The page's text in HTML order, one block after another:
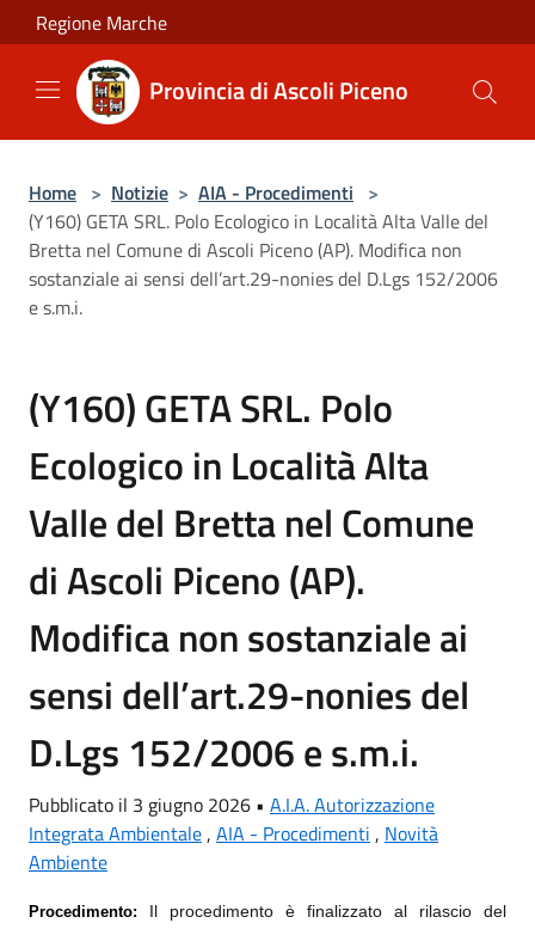
Salta al contenuto principale
Regione Marche
Provincia di Ascoli Piceno
Home > Notizie > AIA - Procedimenti >
(Y160) GETA SRL. Polo Ecologico in Località Alta Valle del
Bretta nel Comune di Ascoli Piceno (AP). Modifica non
sostanziale ai sensi dell’art.29-nonies del D.Lgs 152/2006
e s.m.i.
(Y160) GETA SRL. Polo
Ecologico in Località Alta
Valle del Bretta nel Comune
di Ascoli Piceno (AP).
Modifica non sostanziale ai
sensi dell’art.29-nonies del
D.Lgs 152/2006 e s.m.i.
Pubblicato il 3 giugno 2026 • A.I.A. Autorizzazione
Integrata Ambientale, AIA - Procedimenti , Novità
Ambiente
Procedimento: Il procedimento è finalizzato al rilascio del